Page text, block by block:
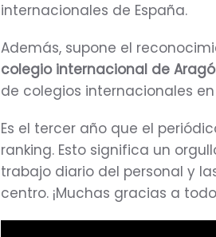
internacionales de España.
Además, supone el
colegio internacional de
de colegios internacionales
Es el tercer año que el
ranking. Esto significa un
trabajo diario del personal y
centro. ¡Muchas gracias a